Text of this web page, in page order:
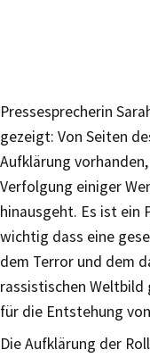
Pressesprecherin
gezeigt: Von Seiten
Aufklärung
Verfolgung einiger
hinausgeht. Es ist ein
wichtig dass eine
dem Terror und dem
rassistischen
für die Entstehung
Die Aufklärung der